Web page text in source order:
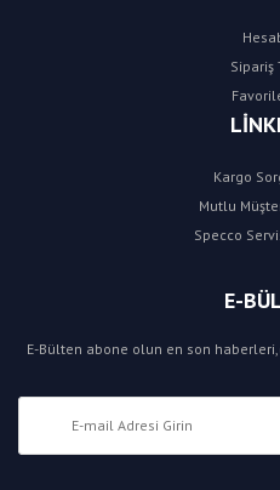
Sipariş
Kargo
Mutlu
Specco
E-
E-Bülten abone olun en son